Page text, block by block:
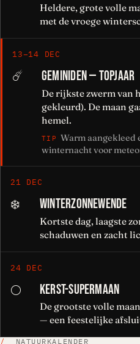
Heldere, grote volle
met de vroege
13–14 DEC
☄️ GEMINIDEN — TOPJAAR
De rijkste zwerm van
gekleurd). De maan
hemel.
TIP Warm aangekleed
winternacht voor
21 DEC
❄️ WINTERZONNEWENDE
Kortste dag, laagste
schaduwen en zacht
24 DEC
🌕 KERST-SUPERMAAN
De grootste volle
— een feestelijke
/ NATUURKALENDER